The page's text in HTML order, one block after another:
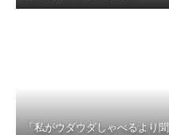
「私がウダウダしゃべるより聞